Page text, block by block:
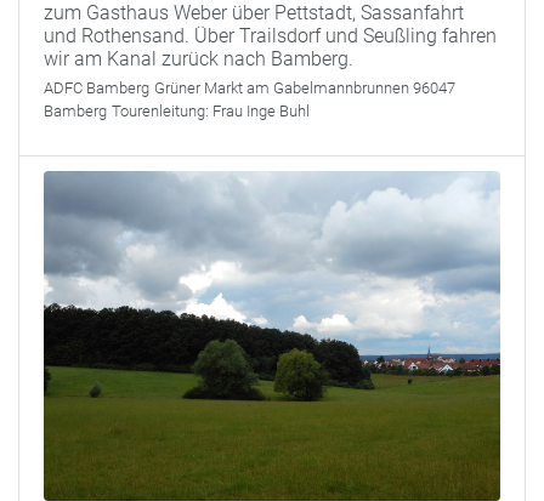
zum Gasthaus Weber über Pettstadt, Sassanfahrt
und Rothensand. Über Trailsdorf und Seußling fahren
wir am Kanal zurück nach Bamberg.
ADFC Bamberg Grüner Markt am Gabelmannbrunnen 96047
Bamberg Tourenleitung: Frau Inge Buhl